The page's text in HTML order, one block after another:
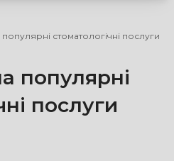
популярні стоматологічні послуги
популярні
послуги